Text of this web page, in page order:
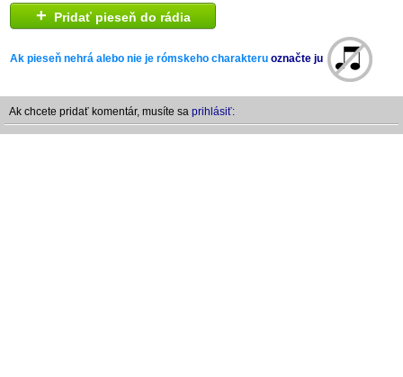
+ Pridať pieseň do rádia
Ak pieseň nehrá alebo nie je rómskeho charakteru označte ju
Ak chcete pridať komentár, musíte sa prihlásiť: